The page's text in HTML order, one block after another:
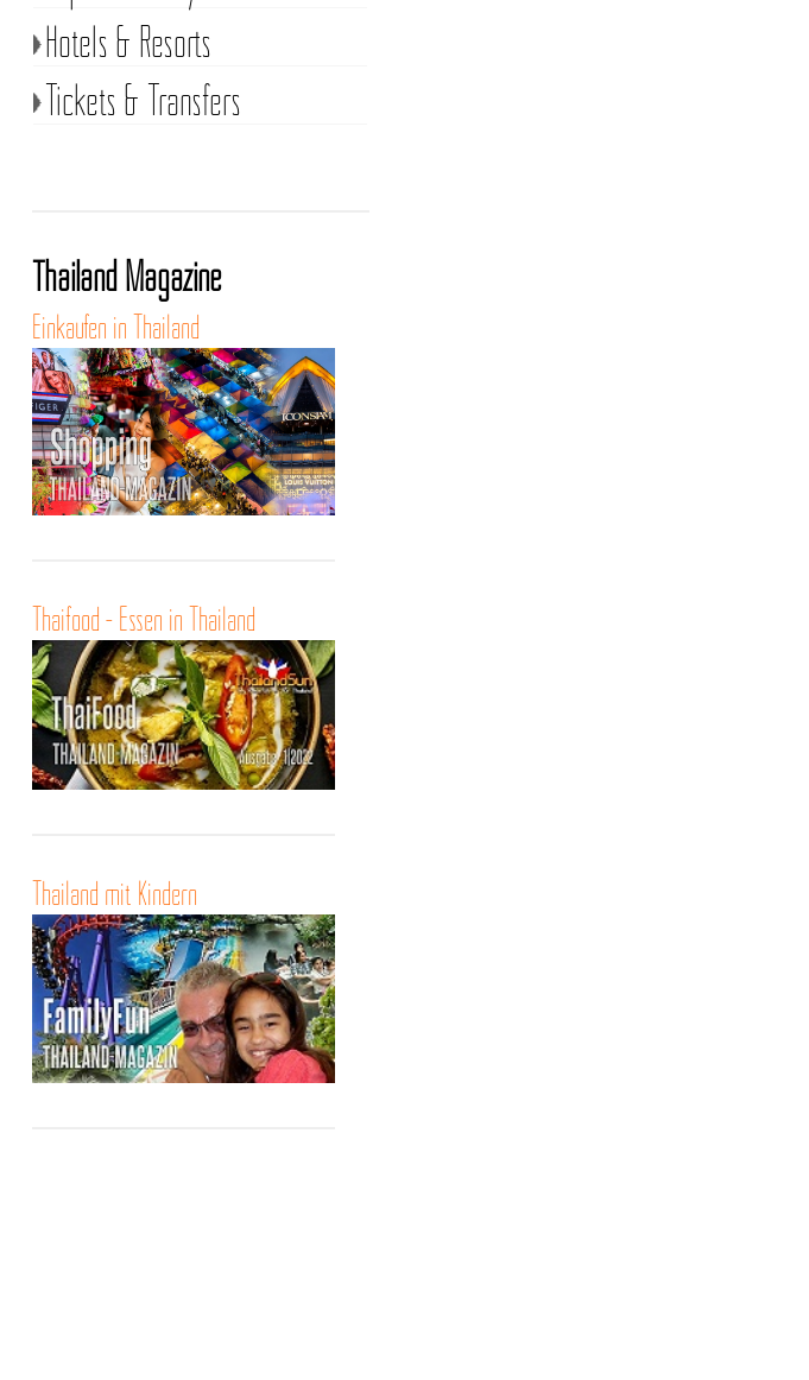
Hotels & Resorts
Tickets & Transfers
Thailand Magazine
Einkaufen in Thailand
Thaifood - Essen in Thailand
Thailand mit Kindern